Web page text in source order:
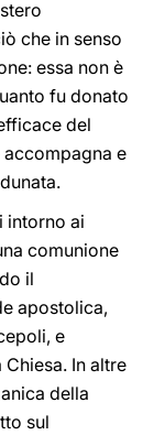
che in senso
essa non è
fu donato
del
e
intorno ai
comunione
il
apostolica,
e
In altre
della
sul